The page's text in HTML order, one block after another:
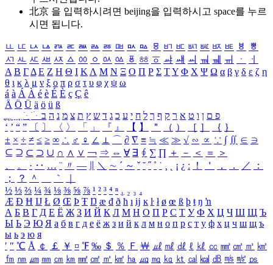
北京 을 입력하시려면 beijing을 입력하시고 space를 누르
시면 됩니다.
ㅥ ㅦ ㅧ ㅨ ㅩ ㅪ ㅫ ㅬ ㅭ ㅮ ㅯ ㅰ ㅱ ㅲ ㅳ ㅴ ㅵ ㅶ ㅷ ㅸ
ㅹ
ㅺ ㅻ ㅼ ㅽ ㅾ ㅿ ㆀ ㆁ ㆂ ㆃ ㆄ ㆅ ㆆ ㆇ ㆈ ㆉ ㆊ ㆋ ㆌ ㆍ
ㆎ
Α Β ΓΔ Ε Ζ Η Θ Ι ΚΛ Μ Ν Ξ Ο Π Ρ Σ ΤΥ Φ Χ Ψ Ω α β γ δ ε ζ η
θ ι κ λ μ ν ξ ο π ρ σ τ υ φ χ ψ ω
á à Á À é è É È ç Ç ê
Ä Ö Ü ä ö ü ß
ִֶֹ ֻּ ׁׂ פ ם ן ו ט א ר ק ף ך ל ח י ע כ ג ד ש ץ ת צ מ נ ה ב
‘ ’ “ ” 〔 〕 〈 〉 「 」 『 』 【 】 ＂ （ ） ［ ］ ｛ ｝
± × ÷ ≠ ≤ ≥ ∞ ∴ ♂ ♀ ∠ ⊥ ⌒ ∂ ∇ ≡ ≒ ≪ ≫ √ ∽ ∝ ∵ ∫ ∬ ∈ ∋
⊆ ⊇ ⊂ ⊃ ∪ ∩ ∧ ∨ ￢ ⇒ ⇔ ∀ ∃ ∮ ∑ ∏ ＋ － ＜ ＝
＞
、
。 · ‥ … ¨ 〃 ― ＼ ∼ ´ ～ ˇ ˘ ˝ ˚ ˙ ¸ ¡ ¿ ː ！ ＇ ， ． ／
：
；
？ ＾ ｀
½ ⅓ ⅔ ¼ ¾ ⅛ ⅜ ⅝ ⅞ ¹ ² ³ ⁴ ⁿ ₁ ₂ ₃ ₄
Æ Ð Ħ Ĳ Ł Ø Œ Þ Ŧ Ŋ æ đ ð ħ ı ĳ ĸ ŀ ł ø œ ß þ ŧ ŋ ŉ
А Б В Г Д Е Ё Ж З И Й К Л М Н О П Р С Т У Ф Х Ц Ч Ш Щ Ъ
Ы Ь Э Ю Я а б в г д е ё ж з и й к л м н о п р с т у ф х ц ч ш щ ъ
ы ь э ю я
′ ″ ℃ Å ￠ ￡ ￥ ¤ ℉ ‰ ＄ ％ Ｆ ￦ ㎕ ㎖ ㎗ ℓ ㎘ ㏄ ㎣ ㎤ ㎥ ㎦
㎙ ㎚ ㎛ ㎜ ㎝ ㎞ ㎟ ㎠ ㎡ ㎢ ㏊ ㎍ ㎎ ㎏ ㏏ ㎈ ㎉ ㏈ ㎧ ㎨ ㎰